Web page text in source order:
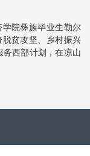
院彝族毕业生勒尔
贫攻坚、乡村振兴
西部计划，在凉山